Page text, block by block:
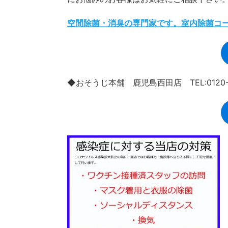
空間除菌・消臭の専門家です。室内除菌コ
◆おそうじ本舗 鹿児島西田店